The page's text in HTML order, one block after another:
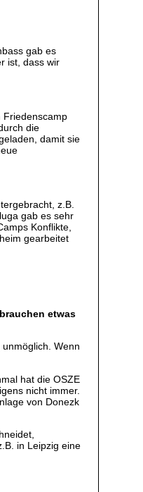
gab es
ist, dass wir
Friedenscamp
die
damit sie
z.B.
gab es sehr
Konflikte,
gearbeitet
etwas
Wenn
hat die OSZE
nicht immer.
von Donezk
in Leipzig eine